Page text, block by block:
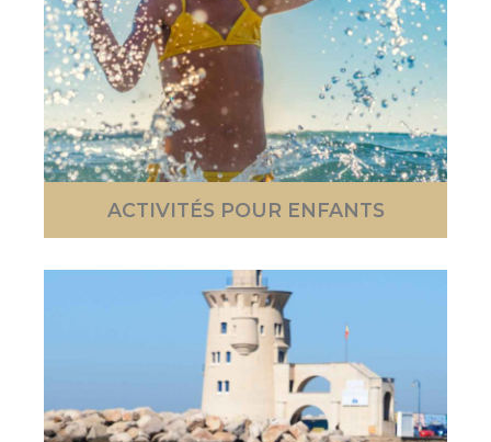
ACTIVITÉS POUR ENFANTS